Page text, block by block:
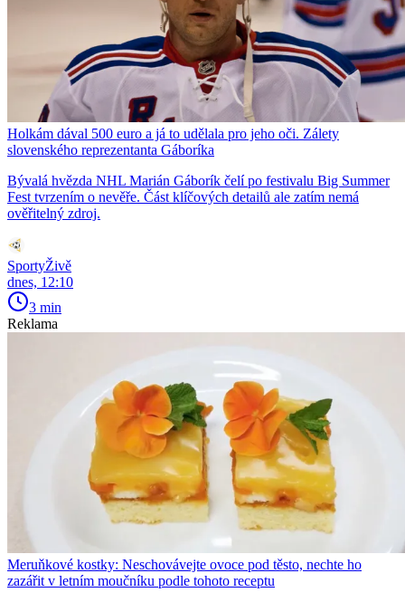
Holkám dával 500 euro a já to udělala pro jeho oči. Zálety
slovenského reprezentanta Gáboríka
Bývalá hvězda NHL Marián Gáborík čelí po festivalu Big Summer
Fest tvrzením o nevěře. Část klíčových detailů ale zatím nemá
ověřitelný zdroj.
SportyŽivě
dnes, 12:10
3 min
Reklama
Meruňkové kostky: Neschovávejte ovoce pod těsto, nechte ho
zazářit v letním moučníku podle tohoto receptu